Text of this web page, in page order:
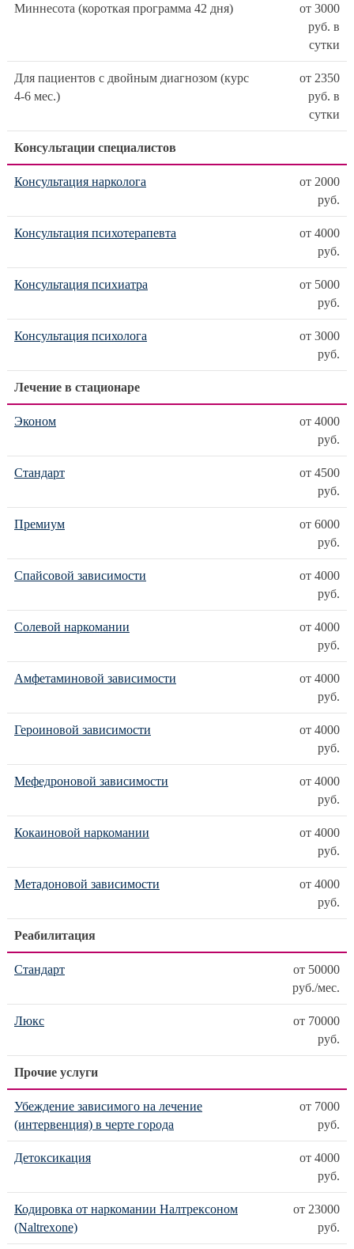
Миннесота (короткая программа 42 дня)
от 3000
руб. в
сутки
Для пациентов с двойным диагнозом (курс
4-6 мес.)
от 2350
руб. в
сутки
Консультации специалистов
Консультация нарколога
от 2000
руб.
Консультация психотерапевта
от 4000
руб.
Консультация психиатра
от 5000
руб.
Консультация психолога
от 3000
руб.
Лечение в стационаре
Эконом
от 4000
руб.
Стандарт
от 4500
руб.
Премиум
от 6000
руб.
Спайсовой зависимости
от 4000
руб.
Солевой наркомании
от 4000
руб.
Амфетаминовой зависимости
от 4000
руб.
Героиновой зависимости
от 4000
руб.
Мефедроновой зависимости
от 4000
руб.
Кокаиновой наркомании
от 4000
руб.
Метадоновой зависимости
от 4000
руб.
Реабилитация
Стандарт
от 50000
руб./мес.
Люкс
от 70000
руб.
Прочие услуги
Убеждение зависимого на лечение
(интервенция) в черте города
от 7000
руб.
Детоксикация
от 4000
руб.
Кодировка от наркомании Налтрексоном
(Naltrexone)
от 23000
руб.